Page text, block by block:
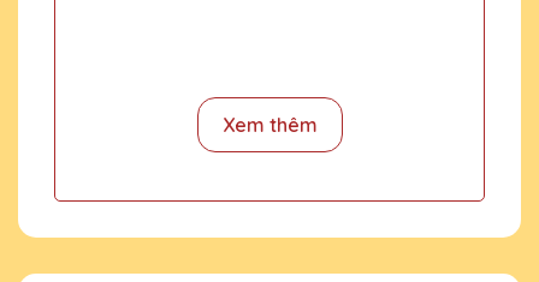
25/11/2025
đến những sản phẩm cúp pha lê chất lượng
Xem thêm